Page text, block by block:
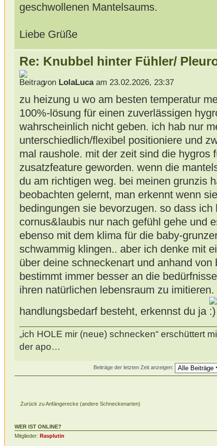
geschwollenen Mantelsaums.
Liebe Grüße
Re: Knubbel hinter Fühler/
von LolaLucaam 23.02.2026, 23:37
zu heizung u wo am besten temperatur
100%-lösung für einen zuverlässigen
wahrscheinlich nicht geben. ich hab nur
unterschiedlich/flexibel positioniere und
mal raushole. mit der zeit sind die hygros
zusatzfeature geworden. wenn die
du am richtigen weg. bei meinen grunzis
beobachten gelernt, man erkennt wenn
bedingungen sie bevorzugen. so dass ich
cornus&laubis nur nach gefühl gehe und
ebenso mit dem klima für die baby-
schwammig klingen.. aber ich denke mit
über deine schneckenart und anhand
bestimmt immer besser an die
ihren natürlichen lebensraum zu
handlungsbedarf besteht, erkennst du ja
„ich HOLE mir (neue) schnecken“ erschüttert
der apo…
Beiträge der letzten Zeit anzeigen:
Zurück zu Anfängerecke (andere Schneckenarten)
WER IST ONLINE?
Mitglieder: Rasplutin